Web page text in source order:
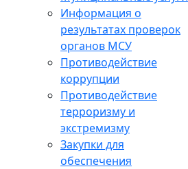
Информация о
результатах проверок
органов МСУ
Противодействие
коррупции
Противодействие
терроризму и
экстремизму
Закупки для
обеспечения